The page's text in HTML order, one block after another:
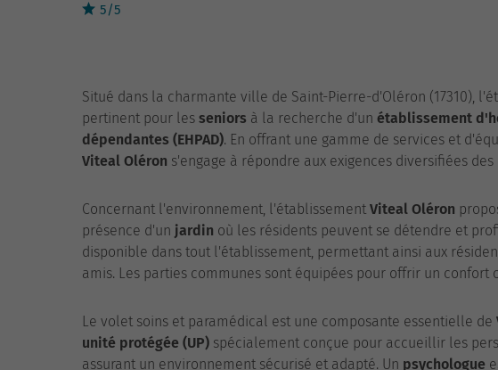
5/5
Situé dans la charmante ville de Saint-Pierre-d'Oléron (17310),
pertinent pour les seniors à la recherche d'un établissement
dépendantes (EHPAD). En offrant une gamme de services et
Viteal Oléron s'engage à répondre aux exigences diversifiées des
Concernant l'environnement, l'établissement Viteal Oléron
présence d'un jardin où les résidents peuvent se détendre et
disponible dans tout l'établissement, permettant ainsi aux
amis. Les parties communes sont équipées pour offrir un confort
Le volet soins et paramédical est une composante essentielle de
unité protégée (UP) spécialement conçue pour accueillir les
assurant un environnement sécurisé et adapté. Un psychologue